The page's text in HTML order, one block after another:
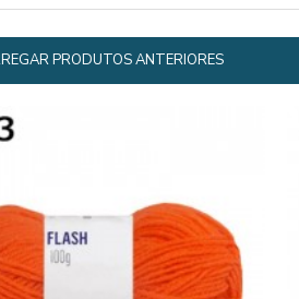
PRODUTOS ANTERIORES